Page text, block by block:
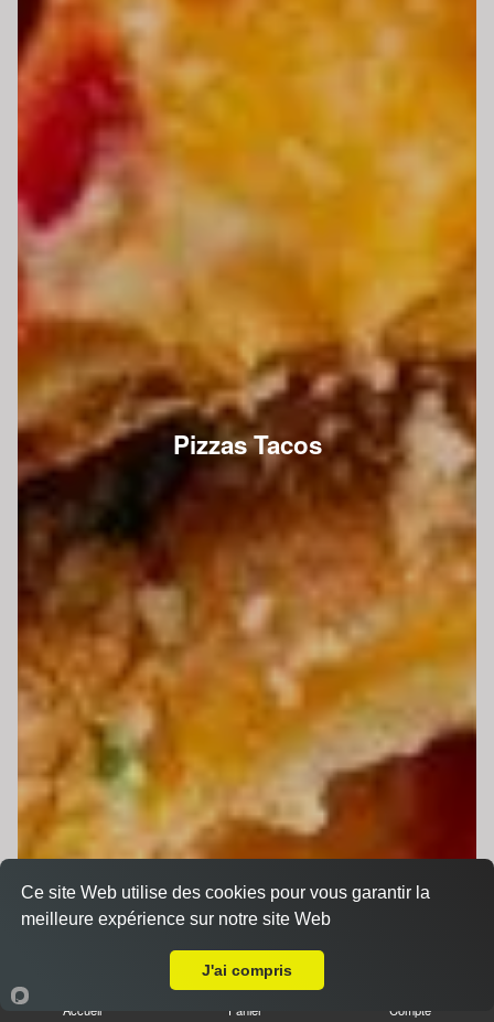
Pizzas Tacos
Accueil Panier Compte
Ce site Web utilise des cookies pour vous garantir la
meilleure expérience sur notre site Web
J'ai compris